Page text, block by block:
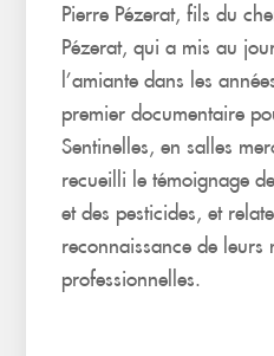
Pierre Pézerat, fils du
Pézerat, qui a mis au
l’amiante dans les
premier documentaire
Sentinelles, en salles
recueilli le témoignage
et des pesticides, et
reconnaissance de leurs
professionnelles.